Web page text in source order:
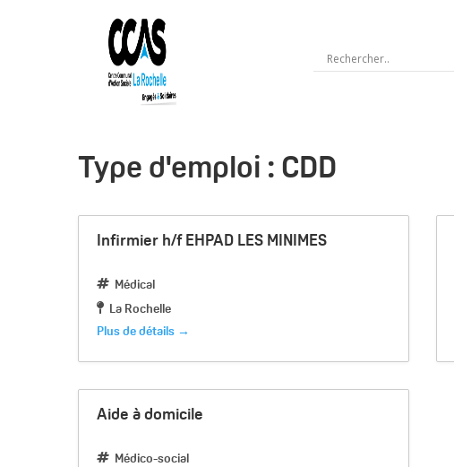
Type d'emploi : CDD
Infirmier h/f EHPAD LES MINIMES
Médical
La Rochelle
Plus de détails
Aide à domicile
Médico-social